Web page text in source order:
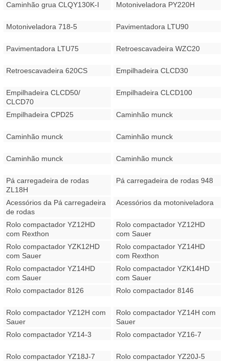
Caminhão grua CLQY130K-I
Motoniveladora PY220H
Motoniveladora 718-5 Pavimentadora LTU90
Pavimentadora LTU75 Retroescavadeira WZC20
Retroescavadeira 620CS Empilhadeira CLCD30
Empilhadeira CLCD50/
CLCD70
Empilhadeira CLCD100
Empilhadeira CPD25 Caminhão munck
Caminhão munck Caminhão munck
Caminhão munck Caminhão munck
Pá carregadeira de rodas
ZL18H
Pá carregadeira de rodas 948
Acessórios da Pá carregadeira
de rodas
Acessórios da motoniveladora
Rolo compactador YZ12HD
com Rexthon
Rolo compactador YZ12HD
com Sauer
Rolo compactador YZK12HD
com Sauer
Rolo compactador YZ14HD
com Rexthon
Rolo compactador YZ14HD
com Sauer
Rolo compactador YZK14HD
com Sauer
Rolo compactador 8126
Rolo compactador 8146
Rolo compactador YZ12H com
Sauer
Rolo compactador YZ14H com
Sauer
Rolo compactador YZ14-3
Rolo compactador YZ16-7
Rolo compactador YZ18J-7 Rolo compactador YZ20J-5